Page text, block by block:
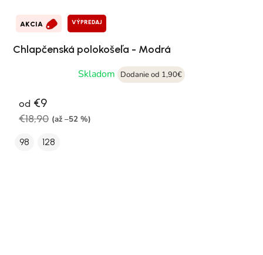
AKCIA VÝPREDAJ
Chlapčenská polokošeľa - Modrá
Skladom
Dodanie od 1,90€
od €9
€18,90 (až –52 %)
98 128